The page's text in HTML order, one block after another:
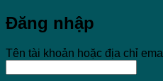
Đăng nhập
Tên tài khoản hoặc địa chỉ